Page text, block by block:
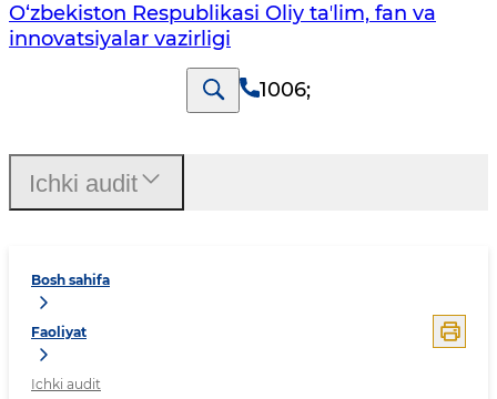
O‘zbekiston Respublikasi Oliy taʼlim, fan va
innovatsiyalar vazirligi
1006;
Bosh sahifa
Faoliyat
Ichki audit
Ichki audit